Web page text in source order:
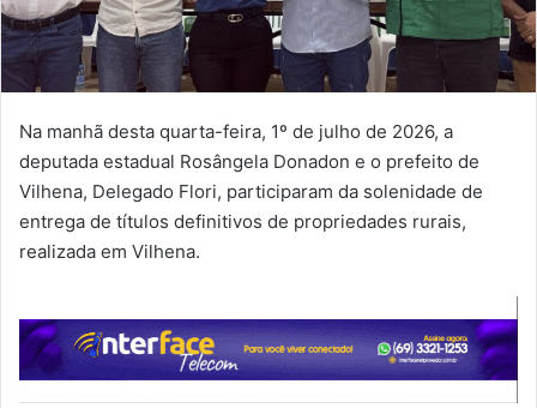
Na manhã desta quarta-feira, 1º de julho de 2026, a
deputada estadual Rosângela Donadon e o prefeito de
Vilhena, Delegado Flori, participaram da solenidade de
entrega de títulos definitivos de propriedades rurais,
realizada em Vilhena.